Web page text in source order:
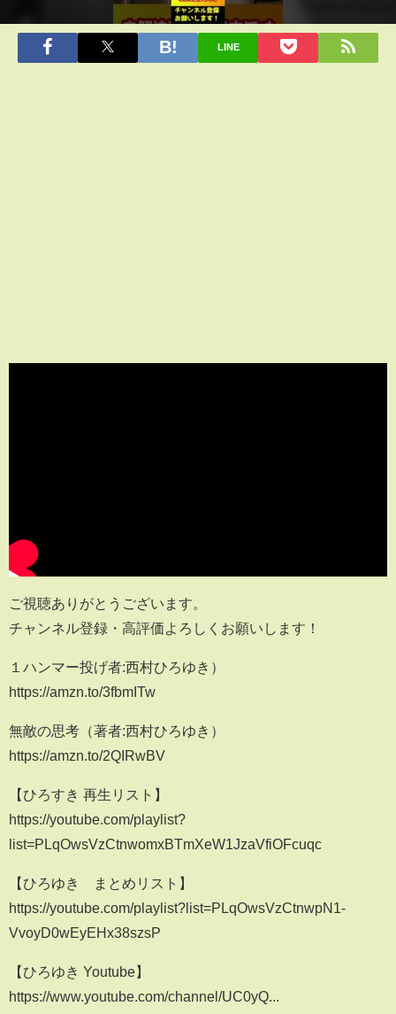
LINE
ご視聴ありがとうございます。
チャンネル登録・高評価よろしくお願いします！
１ハンマー投げ者:西村ひろゆき）
https://amzn.to/3fbmITw
無敵の思考（著者:西村ひろゆき）
https://amzn.to/2QIRwBV
【ひろすき 再生リスト】
https://youtube.com/playlist?
list=PLqOwsVzCtnwomxBTmXeW1JzaVfiOFcuqc
【ひろゆき まとめリスト】
https://youtube.com/playlist?list=PLqOwsVzCtnwpN1-
VvoyD0wEyEHx38szsP
【ひろゆき Youtube】
https://www.youtube.com/channel/UC0yQ...